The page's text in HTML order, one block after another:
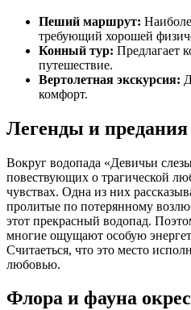
Пеший маршрут:
требующий хорошей
Конный тур: Предлагает
путешествие.
Вертолетная экскурсия:
комфорт.
Легенды и предания
Вокруг водопада «Девичьи
повествующих о трагической
чувствах. Одна из них
пролитые по потерянному
этот прекрасный водопад.
многие ощущают особую
Считаеться, что это место
любовью.
Флора и фауна